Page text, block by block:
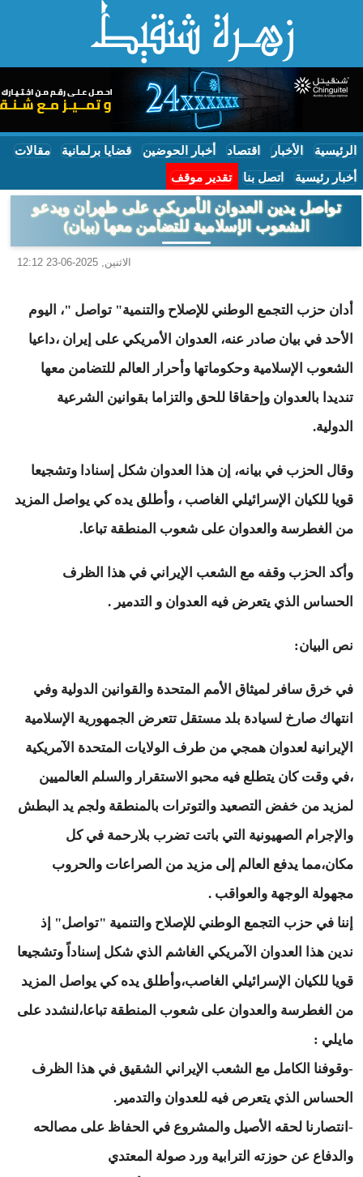
الرئيسية الأخبار اقتصاد أخبار الحوضين قضايا برلمانية مقالات
أخبار رئيسية اتصل بنا تقدير موقف
تواصل يدين العدوان الأمريكي على طهران ويدعو
الشعوب الإسلامية للتضامن معها (بيان)
الاثنين, 2025-06-23 12:12
أدان حزب التجمع الوطني للإصلاح والتنمية" تواصل "، اليوم
الأحد في بيان صادر عنه، العدوان الأمريكي على إيران ،داعيا
الشعوب الإسلامية وحكوماتها وأحرار العالم للتضامن معها
تنديدا بالعدوان وإحقاقا للحق والتزاما بقوانين الشرعية
الدولية.
وقال الحزب في بيانه، إن هذا العدوان شكل إسنادا وتشجيعا
قويا للكيان الإسرائيلي الغاصب ، وأطلق يده كي يواصل المزيد
من الغطرسة والعدوان على شعوب المنطقة تباعا.
وأكد الحزب وقفه مع الشعب الإيراني في هذا الظرف
الحساس الذي يتعرض فيه العدوان و التدمير .
نص البيان:
في خرق سافر لميثاق الأمم المتحدة والقوانين الدولية وفي
انتهاك صارخ لسيادة بلد مستقل تتعرض الجمهورية الإسلامية
الإيرانية لعدوان همجي من طرف الولايات المتحدة الآمريكية
،في وقت كان يتطلع فيه محبو الاستقرار والسلم العالميين
لمزيد من خفض التصعيد والتوترات بالمنطقة ولجم يد البطش
والإجرام الصهيونية التي باتت تضرب بلارحمة في كل
مكان،مما يدفع العالم إلى مزيد من الصراعات والحروب
مجهولة الوجهة والعواقب .
إننا في حزب التجمع الوطني للإصلاح والتنمية "تواصل" إذ
ندين هذا العدوان الآمريكي الغاشم الذي شكل إسناداً وتشجيعا
قويا للكيان الإسرائيلي الغاصب،وأطلق يده كي يواصل المزيد
من الغطرسة والعدوان على شعوب المنطقة تباعا،لنشدد على
مايلي :
-وقوفنا الكامل مع الشعب الإيراني الشقيق في هذا الظرف
الحساس الذي يتعرص فيه للعدوان والتدمير.
-انتصارنا لحقه الأصيل والمشروع في الحفاظ على مصالحه
والدفاع عن حوزته الترابية ورد صولة المعتدي